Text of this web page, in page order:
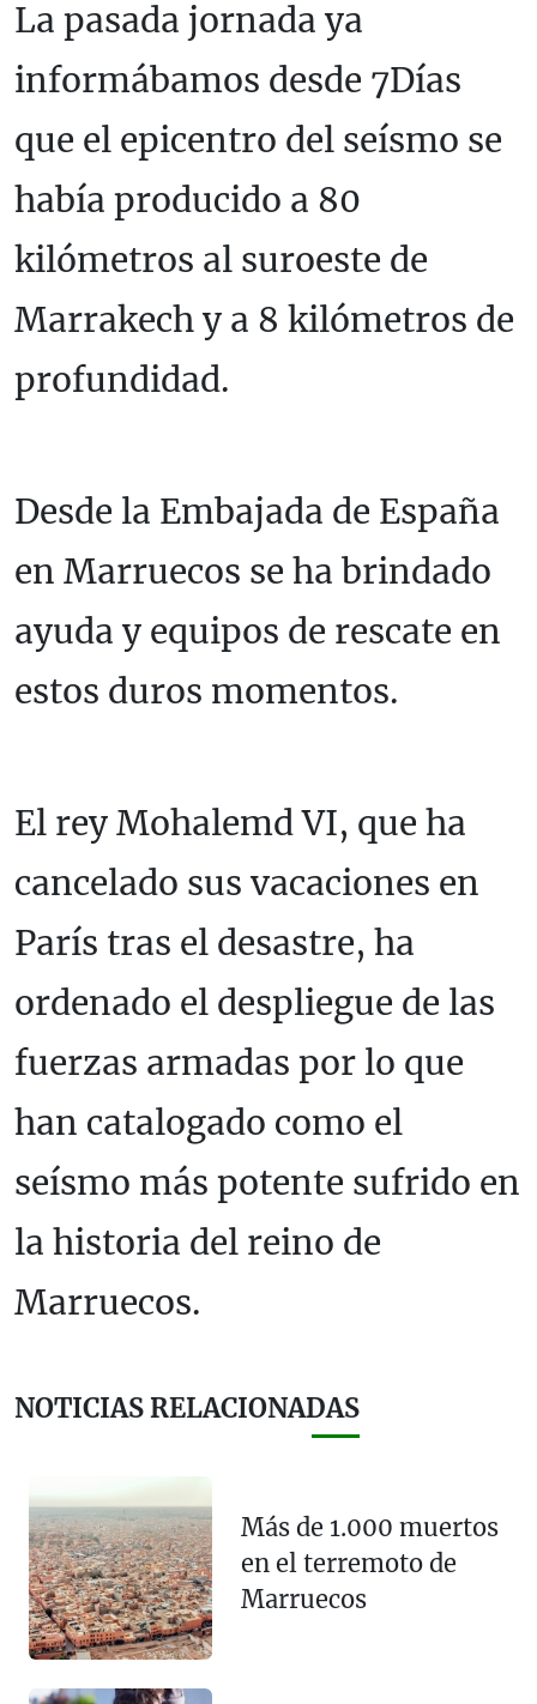
La pasada jornada ya
informábamos desde 7Días
que el epicentro del seísmo se
había producido a 80
kilómetros al suroeste de
Marrakech y a 8 kilómetros de
profundidad.
Desde la Embajada de España
en Marruecos se ha brindado
ayuda y equipos de rescate en
estos duros momentos.
El rey Mohalemd VI, que ha
cancelado sus vacaciones en
París tras el desastre, ha
ordenado el despliegue de las
fuerzas armadas por lo que
han catalogado como el
seísmo más potente sufrido en
la historia del reino de
Marruecos.
NOTICIAS RELACIONADAS
Más de 1.000 muertos
en el terremoto de
Marruecos